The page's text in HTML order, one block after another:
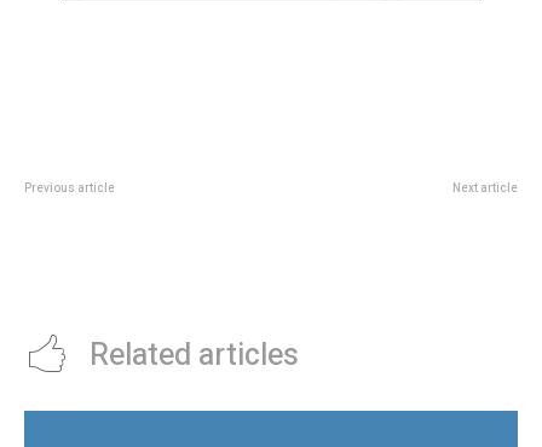
Previous article Next article
Related articles